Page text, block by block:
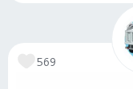
569